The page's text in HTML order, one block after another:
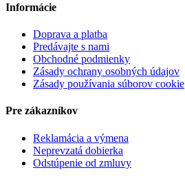
Informácie
Doprava a platba
Predávajte s nami
Obchodné podmienky
Zásady ochrany osobných údajov
Zásady používania súborov cookie
Pre zákazníkov
Reklamácia a výmena
Neprevzatá dobierka
Odstúpenie od zmluvy